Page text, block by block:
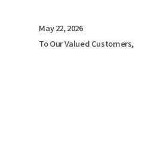
May 22, 2026
To Our Valued Customers,